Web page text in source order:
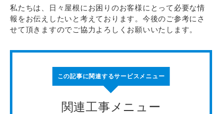
私たちは、日々屋根にお困りのお客様にとって必要な情
報をお伝えしたいと考えております。今後のご参考にさ
せて頂きますのでご協力よろしくお願いいたします。
この記事に関連するサービスメニュー
関連工事メニュー